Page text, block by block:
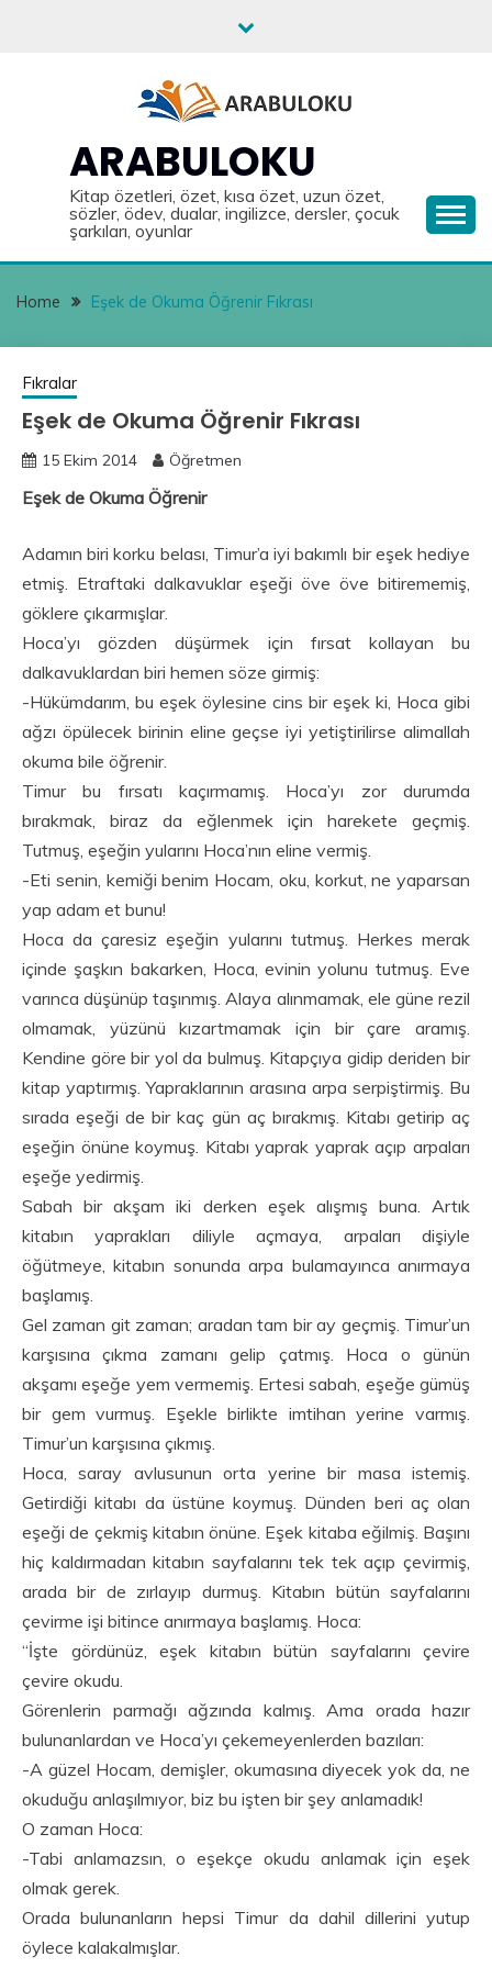
ARABULOKU
Kitap özetleri, özet, kısa özet, uzun özet,
sözler, ödev, dualar, ingilizce, dersler, çocuk
şarkıları, oyunlar
Home Eşek de Okuma Öğrenir Fıkrası
Fıkralar
Eşek de Okuma Öğrenir Fıkrası
15 Ekim 2014 Öğretmen
Eşek de Okuma Öğrenir
Adamın biri korku belası, Timur’a iyi bakımlı bir eşek hediye
etmiş. Etraftaki dalkavuklar eşeği öve öve bitirememiş,
göklere çıkarmışlar.
Hoca’yı gözden düşürmek için fırsat kollayan bu
dalkavuklardan biri hemen söze girmiş:
-Hükümdarım, bu eşek öylesine cins bir eşek ki, Hoca gibi
ağzı öpülecek birinin eline geçse iyi yetiştirilirse alimallah
okuma bile öğrenir.
Timur bu fırsatı kaçırmamış. Hoca’yı zor durumda
bırakmak, biraz da eğlenmek için harekete geçmiş.
Tutmuş, eşeğin yularını Hoca’nın eline vermiş.
-Eti senin, kemiği benim Hocam, oku, korkut, ne yaparsan
yap adam et bunu!
Hoca da çaresiz eşeğin yularını tutmuş. Herkes merak
içinde şaşkın bakarken, Hoca, evinin yolunu tutmuş. Eve
varınca düşünüp taşınmış. Alaya alınmamak, ele güne rezil
olmamak, yüzünü kızartmamak için bir çare aramış.
Kendine göre bir yol da bulmuş. Kitapçıya gidip deriden bir
kitap yaptırmış. Yapraklarının arasına arpa serpiştirmiş. Bu
sırada eşeği de bir kaç gün aç bırakmış. Kitabı getirip aç
eşeğin önüne koymuş. Kitabı yaprak yaprak açıp arpaları
eşeğe yedirmiş.
Sabah bir akşam iki derken eşek alışmış buna. Artık
kitabın yaprakları diliyle açmaya, arpaları dişiyle
öğütmeye, kitabın sonunda arpa bulamayınca anırmaya
başlamış.
Gel zaman git zaman; aradan tam bir ay geçmiş. Timur’un
karşısına çıkma zamanı gelip çatmış. Hoca o günün
akşamı eşeğe yem vermemiş. Ertesi sabah, eşeğe gümüş
bir gem vurmuş. Eşekle birlikte imtihan yerine varmış.
Timur’un karşısına çıkmış.
Hoca, saray avlusunun orta yerine bir masa istemiş.
Getirdiği kitabı da üstüne koymuş. Dünden beri aç olan
eşeği de çekmiş kitabın önüne. Eşek kitaba eğilmiş. Başını
hiç kaldırmadan kitabın sayfalarını tek tek açıp çevirmiş,
arada bir de zırlayıp durmuş. Kitabın bütün sayfalarını
çevirme işi bitince anırmaya başlamış. Hoca:
“İşte gördünüz, eşek kitabın bütün sayfalarını çevire
çevire okudu.
Görenlerin parmağı ağzında kalmış. Ama orada hazır
bulunanlardan ve Hoca’yı çekemeyenlerden bazıları:
-A güzel Hocam, demişler, okumasına diyecek yok da, ne
okuduğu anlaşılmıyor, biz bu işten bir şey anlamadık!
O zaman Hoca:
-Tabi anlamazsın, o eşekçe okudu anlamak için eşek
olmak gerek.
Orada bulunanların hepsi Timur da dahil dillerini yutup
öylece kalakalmışlar.